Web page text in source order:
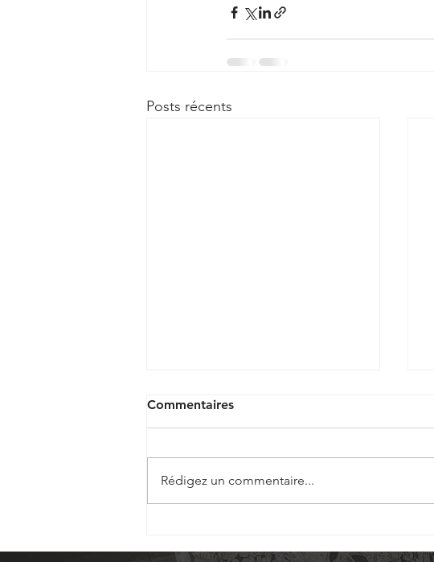
Posts récents
Christophe BUISSON et
Commentaires
Rédigez un commentaire...